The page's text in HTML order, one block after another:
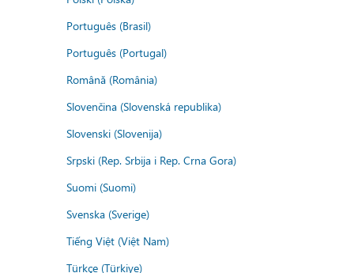
Português (Brasil)
Português (Portugal)
Română (România)
Slovenčina (Slovenská republika)
Slovenski (Slovenija)
Srpski (Rep. Srbija i Rep. Crna Gora)
Suomi (Suomi)
Svenska (Sverige)
Tiếng Việt (Việt Nam)
Türkçe (Türkiye)